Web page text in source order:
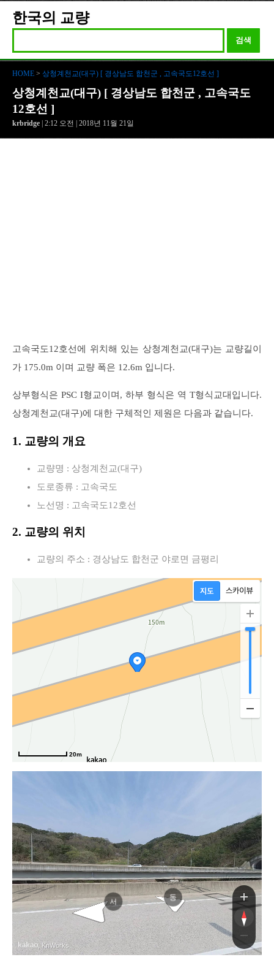
한국의 교량
검색
HOME > 상청계천교(대구) [ 경상남도 합천군 , 고속국도12호선 ]
상청계천교(대구) [ 경상남도 합천군 , 고속국도
12호선 ]
krbridge | 2:12 오전 | 2018년 11월 21일
고속국도12호선에 위치해 있는 상청계천교(대구)는 교량길이
가 175.0m 이며 교량 폭은 12.6m 입니다.
상부형식은 PSC I형교이며, 하부 형식은 역 T형식교대입니다.
상청계천교(대구)에 대한 구체적인 제원은 다음과 같습니다.
1. 교량의 개요
교량명 : 상청계천교(대구)
도로종류 : 고속국도
노선명 : 고속국도12호선
2. 교량의 위치
교량의 주소 : 경상남도 합천군 야로면 금평리
20m
광주대구고속도로
광주대구고속도로
서
동
, KnWorks